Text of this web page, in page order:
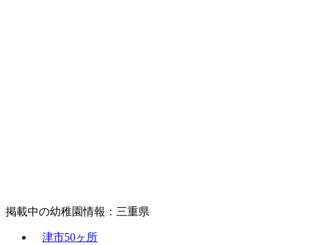
掲載中の幼稚園情報：三重県
津市50ヶ所